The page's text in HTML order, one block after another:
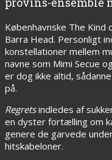
Københavnske The
Barra Head. Personligt
konstellationer mellem
navne som Mimi Secue
er dog ikke altid,
på.
Regretsindledes af
en dyster fortælling om
genere de garvede
hitskabeloner.